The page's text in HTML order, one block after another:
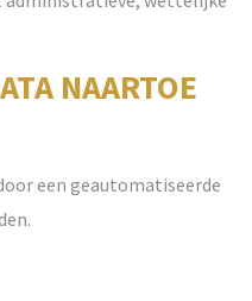
NAARTOE
een geautomatiseerde